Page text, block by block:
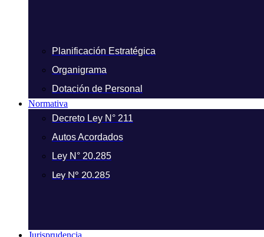
Planificación Estratégica
Organigrama
Dotación de Personal
Normativa
Decreto Ley N° 211
Autos Acordados
Ley N° 20.285
Ley N° 20.285
Jurisprudencia